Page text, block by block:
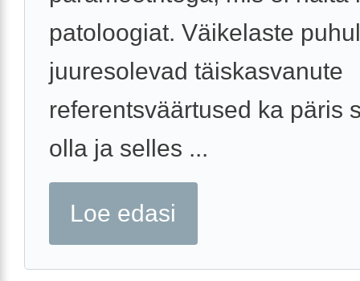
patoloogiat. Väikelaste
juuresolevad täiskasvanute
referentsväärtused ka päris
olla ja selles ...
Loe edasi